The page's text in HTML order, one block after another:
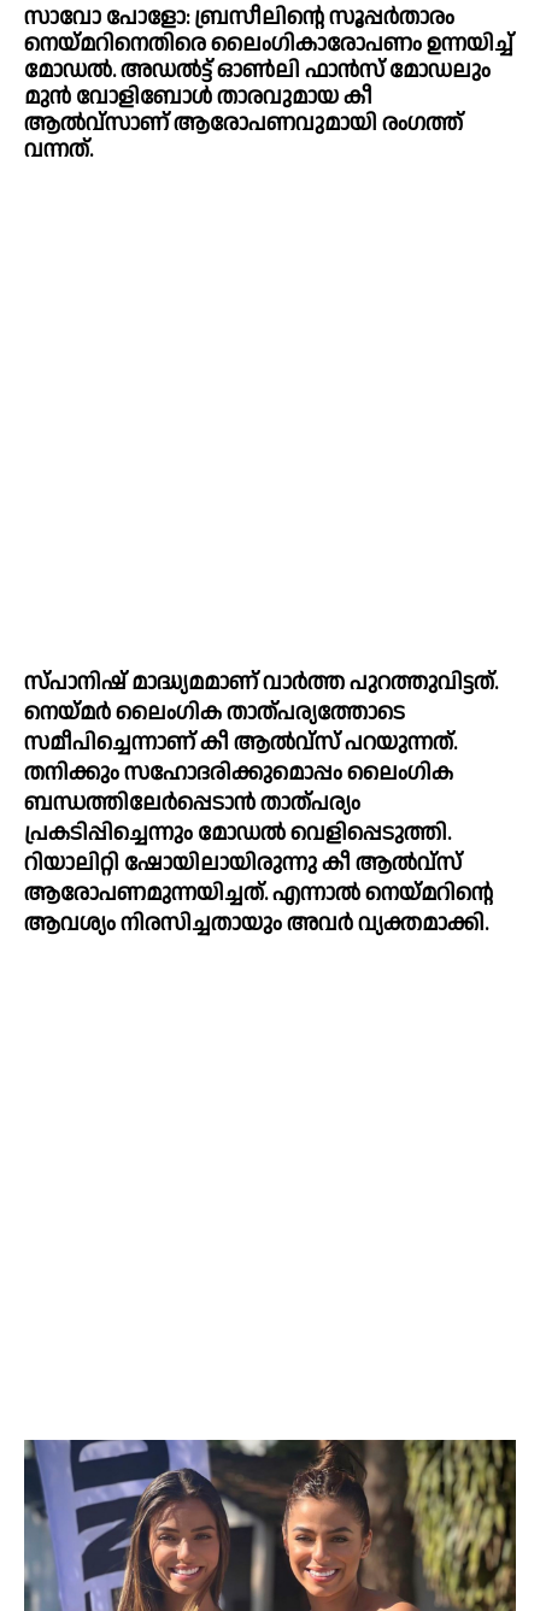
സാവോ പോളോ: ബ്രസീലിന്റെ സൂപ്പര്‍താരം
നെയ്‌മറിനെതിരെ ലൈംഗികാരോപണം ഉന്നയിച്ച്‌
മോഡല്‍. അഡല്‍ട്ട് ഓണ്‍ലി ഫാന്‍സ് മോഡലും
മുന്‍ വോളിബോള്‍ താരവുമായ കീ
ആല്‍‌വ്സാണ് ആരോപണവുമായി രംഗത്ത്
വന്നത്.
സ്പാനിഷ് മാദ്ധ്യമമാണ് വാര്‍ത്ത പുറത്തുവിട്ടത്.
നെയ്മര്‍ ലൈംഗിക താത്പര്യത്തോടെ
സമീപിച്ചെന്നാണ് കീ ആല്‍വ്‌സ് പറയുന്നത്.
തനിക്കും സഹോദരിക്കുമൊപ്പം ലൈംഗിക
ബന്ധത്തിലേര്‍പ്പെടാന്‍ താത്പര്യം
പ്രകടിപ്പിച്ചെന്നും മോഡല്‍ വെളിപ്പെടുത്തി.
റിയാലിറ്റി ഷോയിലായിരുന്നു കീ ആല്‍‌വ്സ്
ആരോപണമുന്നയിച്ചത്. എന്നാല്‍ നെയ്‌മറിന്റെ
ആവശ്യം നിരസിച്ചതായും അവര്‍ വ്യക്തമാക്കി.